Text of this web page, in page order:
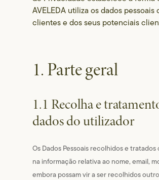
AVELEDA utiliza os dados pessoais
clientes e dos seus potenciais
1. Parte geral
1.1 Recolha e
dados do utilizador
Os Dados Pessoais recolhidos e
na informação relativa ao nome, email,
embora possam vir a ser recolhidos